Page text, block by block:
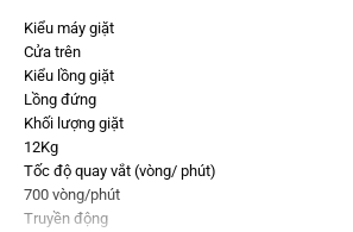
Kiểu máy giặt
Cửa trên
Kiểu lồng giặt
Lồng đứng
Khối lượng giặt
12Kg
Tốc độ quay vắt (vòng/ phút)
700 vòng/phút
Truyền động